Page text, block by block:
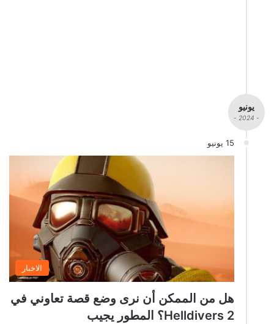
يونيو
- 2024 -
15 يونيو
الاخبار
هل من الممكن أن نرى وضع قصة تعاوني في
Helldivers 2؟ المطور يجيب